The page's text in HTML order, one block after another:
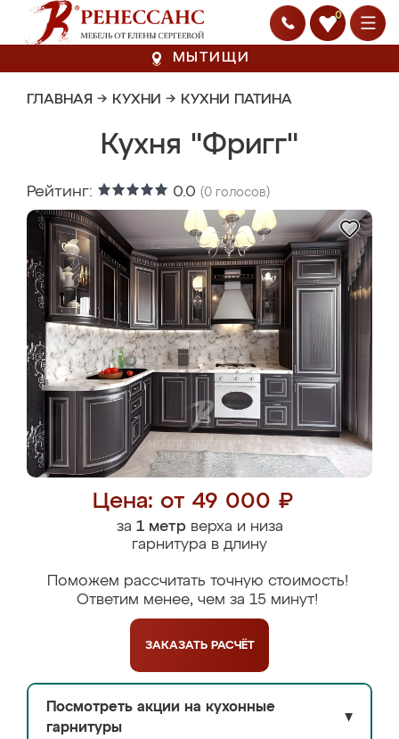
0
МЫТИЩИ
ГЛАВНАЯ → КУХНИ → КУХНИ ПАТИНА
Кухня "Фригг"
Рейтинг: 0.0 (0 голосов)
Цена: от 49 000 ₽
за 1 метрверха и низа
гарнитура в длину
Поможем рассчитать точную стоимость!
Ответим менее, чем за 15 минут!
ЗАКАЗАТЬ РАСЧЁТ
Посмотреть акции на кухонные
гарнитуры
▼